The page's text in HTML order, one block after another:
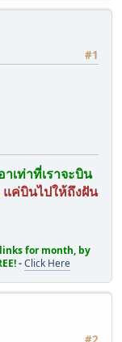
#1
าเท่าที่เราจะบิน
แค่บินไปให้ถึงฝัน
for month, by
-Click Here